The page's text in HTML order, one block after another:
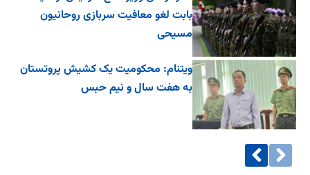
بابت لغو معافیت سربازی روحانیون
مسیحی
ویتنام: محکومیت یک کشیش پروتستان
به هفت سال و نیم حبس